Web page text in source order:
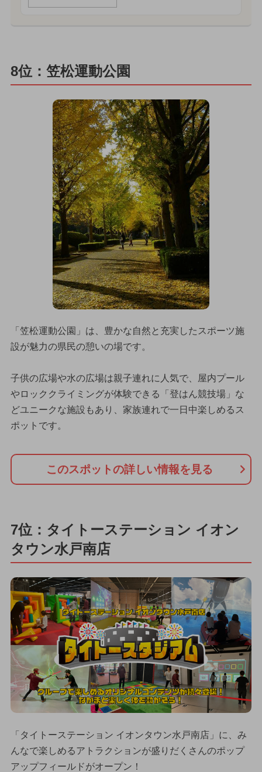
8位：笠松運動公園
「笠松運動公園」は、豊かな自然と充実したスポーツ施
設が魅力の県民の憩いの場です。
子供の広場や水の広場は親子連れに人気で、屋内プール
やロッククライミングが体験できる「登はん競技場」な
どユニークな施設もあり、家族連れで一日中楽しめるス
ポットです。
このスポットの詳しい情報を見る
7位：タイトーステーション イオン
タウン水戸南店
「タイトーステーション イオンタウン水戸南店」に、み
んなで楽しめるアトラクションが盛りだくさんのポップ
アップフィールドがオープン！